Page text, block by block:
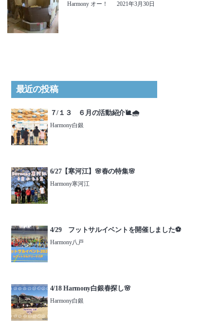
Harmony オー！ 2021年3月30日
最近の投稿
７/１３ ６月の活動紹介🐌🌧️
Harmony白銀
6/27【寒河江】🌸春の特集🌸
Harmony寒河江
4/29 フットサルイベントを開催しました⚽️
Harmony八戸
4/18 Harmony白銀春探し🌸
Harmony白銀